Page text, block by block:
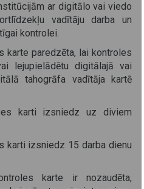
ar digitālo vai viedo
vadītāju darba un
kontrolei.
karte paredzēta, lai kontroles
lejupielādētu digitālajā vai
tahogrāfa vadītāja kartē
karti izsniedz uz diviem
karti izsniedz 15 darba dienu
karte ir nozaudēta,